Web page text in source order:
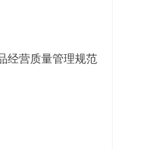
经营质量管理规范